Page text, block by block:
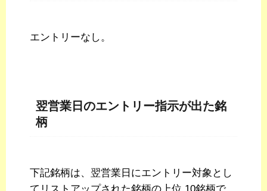
エントリーなし。
翌営業日のエントリー指示が出た銘
柄
下記銘柄は、翌営業日にエントリー対象とし